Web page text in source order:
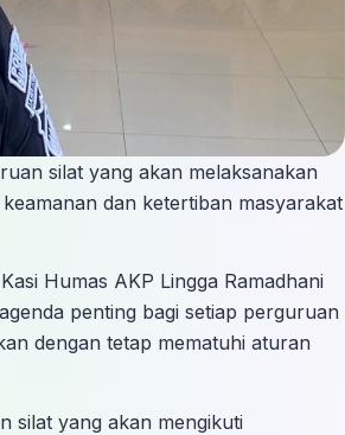
silat yang akan melaksanakan
dan ketertiban masyarakat
Humas AKP Lingga Ramadhani
penting bagi setiap perguruan
dengan tetap mematuhi aturan
silat yang akan mengikuti